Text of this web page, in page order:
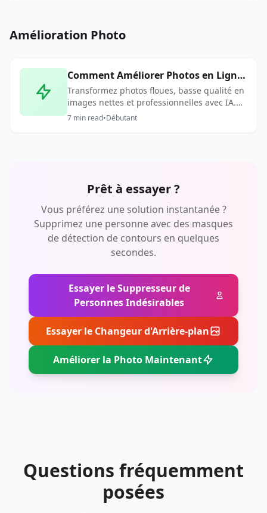
Amélioration Photo
Comment Améliorer Photos en Ligne
: Guide Amélioration Photo IA
Transformez photos floues, basse qualité en
images nettes et professionnelles avec IA.
Apprenez à améliorer qualité photo,
7 min read•Débutant
Prêt à essayer ?
Vous préférez une solution instantanée ?
Supprimez une personne avec des masques
de détection de contours en quelques
secondes.
Essayer le Suppresseur de
Personnes Indésirables
Essayer le Changeur d'Arrière-plan
Améliorer la Photo Maintenant
Questions fréquemment
posées